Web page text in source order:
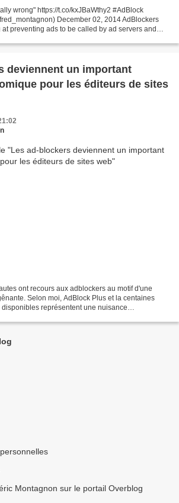
wrong" https://t.co/kxJBaWthy2 #AdBlock
December 02, 2014 AdBlockers
preventing ads to be called by ad servers and
deviennent un important
pour les éditeurs de sites
ont recours aux adblockers au motif d'une
Selon moi, AdBlock Plus et la centaines
représentent une nuisance
Montagnon sur le portail Overblog